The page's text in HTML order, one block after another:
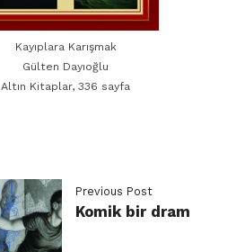
Kayıplara Karışmak
Gülten Dayıoğlu
Altın Kitaplar, 336 sayfa
Previous Post
Komik bir dram